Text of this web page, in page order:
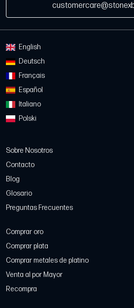
English
Deutsch
Français
Español
Italiano
Polski
Sobre Nosotros
Contacto
Blog
Glosario
Preguntas Frecuentes
Comprar oro
Comprar plata
Comprar metales de platino
Venta al por Mayor
Recompra